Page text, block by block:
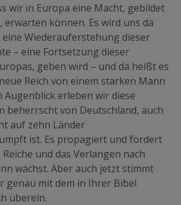
wir in Europa eine Macht, gebildet
erwarten können. Es wird uns da
eine Wiederauferstehung dieser
– eine Fortsetzung dieser
geben wird – und da heißt es
Reich von einem starken Mann
erleben wir diese
beherrscht von Deutschland, auch
auf zehn Länder
ist. Es propagiert und fördert
und das Verlangen nach
wächst. Aber auch jetzt stimmt
genau mit dem in Ihrer Bibel
überein.